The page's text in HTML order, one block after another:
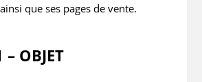
que ses pages de vente.
– OBJET